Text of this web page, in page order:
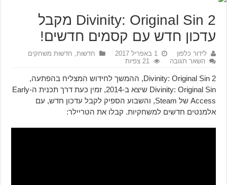
Divinity: Original Sin 2 מקבל
עדכון חדש עם קסמים חדשים!
לידור כלפון 1 באפריל 2017 חדשות, חדשות משחקים
השאר תגובה
21 צפיות
Divinity: Original Sin 2, ההמשך לחידוש המצליח בהפתעה,
Divinity: Original Sin שיצא ב-2014, זמין כעת דרך תכנית ה-Early
Access של Steam, והשבוע הספיק לקבל עדכון חדש, עם
אלמנטים חדשים למשחקיות. קבלו את הטריילר: